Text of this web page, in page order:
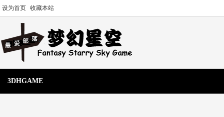
设为首页 收藏本站
3DHGAME